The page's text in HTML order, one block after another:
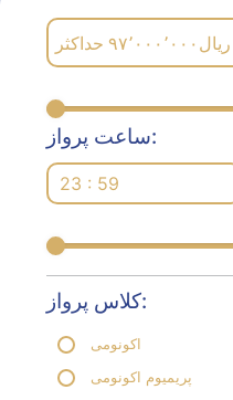
حداکثر ۹۷٬۰۰۰٬۰۰۰ ریال
ساعت پرواز:
23 : 59
کلاس پرواز:
اکونومی
پریمیوم اکونومی